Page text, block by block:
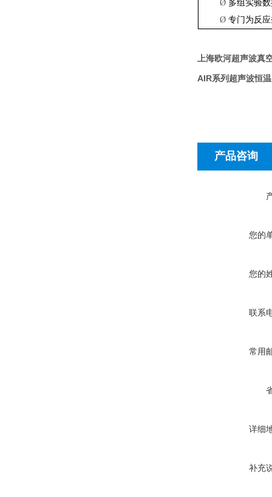
Ø 多组实验
Ø 专门为反
上海欧河超声波真
AIR系列 超声波恒
产品咨询
您的
您的
联系
常用
详细
补充